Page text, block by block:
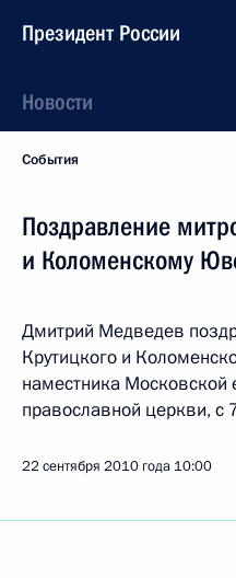
Президент России
Новости
События
Поздравление
и Коломенскому
Дмитрий Медведев
Крутицкого и
наместника Московской
православной церкви, с
22 сентября 2010 года 10:00